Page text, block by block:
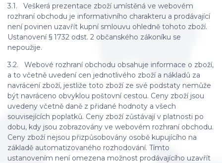
3.1. Veškerá prezentace zboží umístěná ve webovém
rozhraní obchodu je informativního charakteru a prodávající
není povinen uzavřít kupní smlouvu ohledně tohoto zboží.
Ustanovení § 1732 odst. 2 občanského zákoníku se
nepoužije.
3.2. Webové rozhraní obchodu obsahuje informace o zboží,
a to včetně uvedení cen jednotlivého zboží a nákladů za
navrácení zboží, jestliže toto zboží ze své podstaty nemůže
být navráceno obvyklou poštovní cestou. Ceny zboží jsou
uvedeny včetně daně z přidané hodnoty a všech
souvisejících poplatků. Ceny zboží zůstávají v platnosti po
dobu, kdy jsou zobrazovány ve webovém rozhraní obchodu.
Ceny zboží nejsou přizpůsobovány osobě kupujícího na
základě automatizovaného rozhodování. Tímto
ustanovením není omezena možnost prodávajícího uzavřít